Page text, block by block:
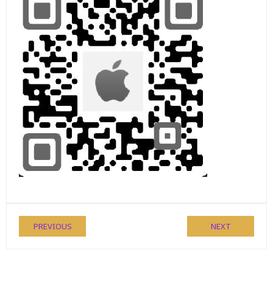
PREVIOUS NEXT